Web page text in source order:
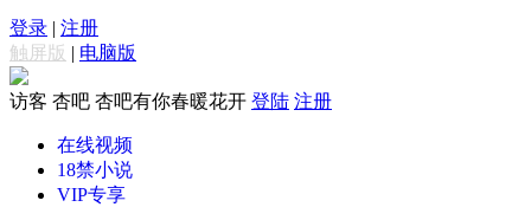
登录 | 注册
触屏版 | 电脑版
访客 杏吧 杏吧有你春暖花开 登陆 注册
在线视频
18禁小说
VIP专享